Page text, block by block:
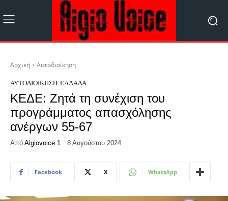
Αρχική Αυτοδιοίκηση
ΑΥΤΟΔΙΟΊΚΗΣΗ ΕΛΛΆΔΑ
ΚΕΔΕ: Ζητά τη συνέχιση του
προγράμματος απασχόλησης
ανέργων 55-67
Από Aigiovoice 1 8 Αυγούστου 2024
Facebook X WhatsApp